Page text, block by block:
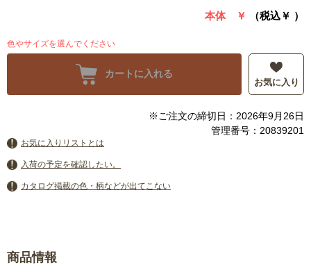
本体 ￥ （税込￥ ）
色やサイズを選んでください
カートに入れる
お気に入り
※ご注文の締切日：2026年9月26日
管理番号：20839201
お気に入りリストとは
入荷の予定を確認したい。
カタログ掲載の色・柄などが出てこない
商品情報